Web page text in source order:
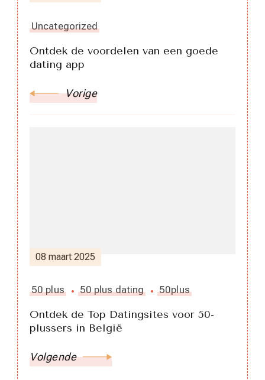
Uncategorized
Ontdek de voordelen van een goede
dating app
Vorige
08 maart 2025
50 plus 50 plus dating 50plus
Ontdek de Top Datingsites voor 50-
plussers in België
Volgende